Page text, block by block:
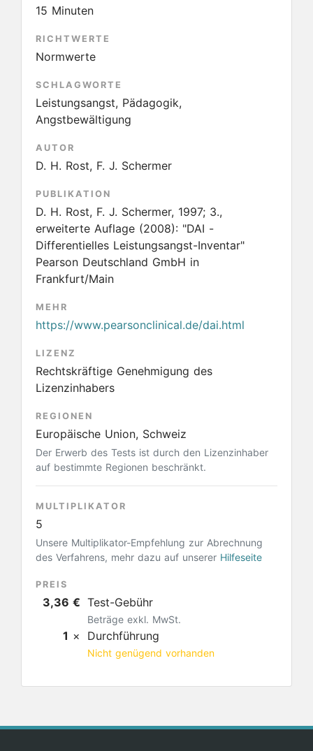
15 Minuten
RICHTWERTE
Normwerte
SCHLAGWORTE
Leistungsangst, Pädagogik,
Angstbewältigung
AUTOR
D. H. Rost, F. J. Schermer
PUBLIKATION
D. H. Rost, F. J. Schermer, 1997; 3.,
erweiterte Auflage (2008): "DAI -
Differentielles Leistungsangst-Inventar"
Pearson Deutschland GmbH in
Frankfurt/Main
MEHR
https://www.pearsonclinical.de/dai.html
LIZENZ
Rechtskräftige Genehmigung des
Lizenzinhabers
REGIONEN
Europäische Union, Schweiz
Der Erwerb des Tests ist durch den Lizenzinhaber
auf bestimmte Regionen beschränkt.
MULTIPLIKATOR
5
Unsere Multiplikator-Empfehlung zur Abrechnung
des Verfahrens, mehr dazu auf unserer Hilfeseite
PREIS
3,36 € Test-Gebühr
Beträge exkl. MwSt.
1 × Durchführung
Nicht genügend vorhanden